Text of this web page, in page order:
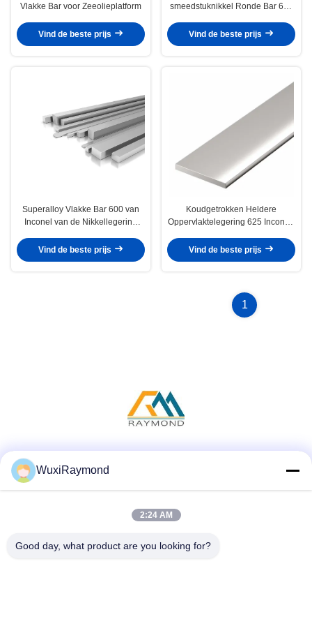
Vlakke Bar voor Zeeolieplatform
Vind de beste prijs
smeedstuknikkel Ronde Bar 600
Vind de beste prijs
Superalloy Vlakke Bar 600 van
Inconel van de Nikkellegering
Vind de beste prijs
Koudgetrokken Heldere
Oppervlaktelegering 625 Inconel-
Vind de beste prijs
1
WuxiRaymond
2:24 AM
Good day, what product are you looking for?